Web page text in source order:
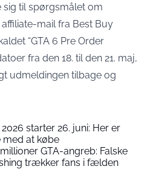
sig til spørgsmålet om
mail fra Best Buy
“GTA 6 Pre Order
fra den 18. til den 21. maj,
udmeldingen tilbage og
starter 26. juni: Her er
med at købe
GTA-angreb: Falske
trækker fans i fælden